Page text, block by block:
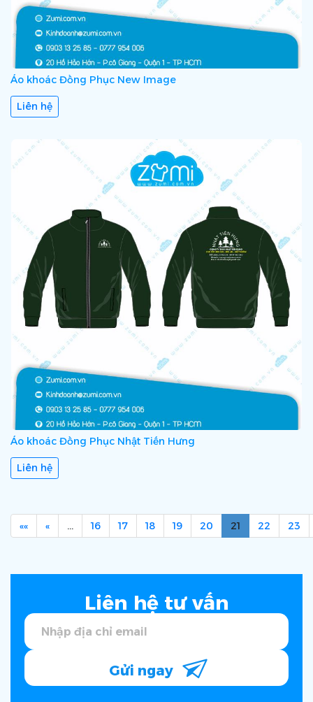
Áo khoác Đồng Phục New Image
Liên hệ
Áo khoác Đồng Phục Nhật Tiến Hưng
Liên hệ
«« « … 16 17 18 19 20 21 22 23
Liên hệ tư vấn
Gửi ngay